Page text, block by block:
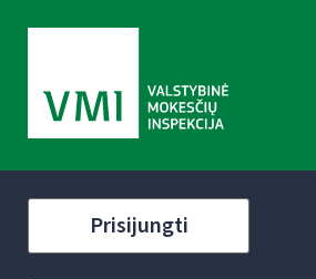
Prisijungti